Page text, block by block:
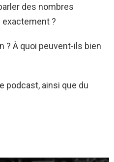
des nombres
exactement ?
? À quoi peuvent-ils bien
podcast, ainsi que du